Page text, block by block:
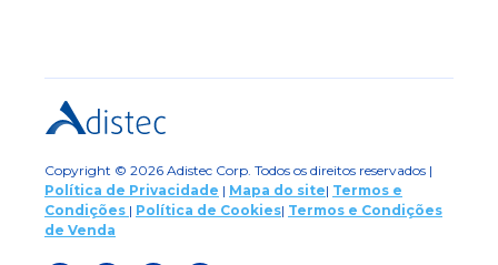
Copyright © 2026 Adistec Corp. Todos os direitos reservados |
Política de Privacidade | Mapa do site| Termos e
Condições | Política de Cookies| Termos e Condições
de Venda